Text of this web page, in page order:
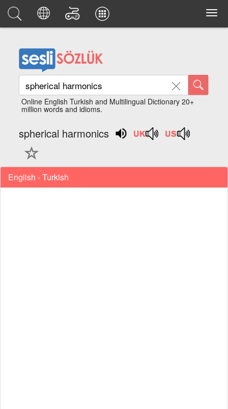
Online English Turkish and Multilingual Dictionary 20+
million words and idioms.
spherical harmonics
English - Turkish